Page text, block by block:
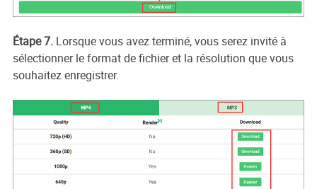
Étape 7.Lorsque vous avez terminé, vous serez invité à
sélectionner le format de fichier et la résolution que vous
souhaitez enregistrer.